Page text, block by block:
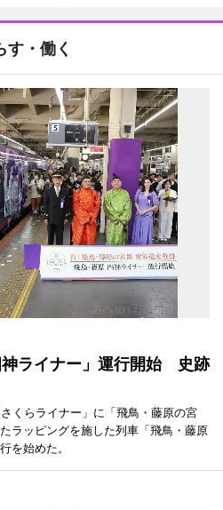
す・働く
神ライナー」運行開始 史跡
くらライナー」に「飛鳥・藤原の宮
ラッピングを施した列車「飛鳥・藤原
を始めた。